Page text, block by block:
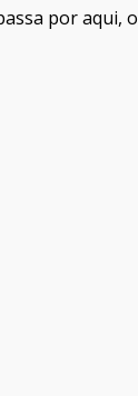
por aqui, o